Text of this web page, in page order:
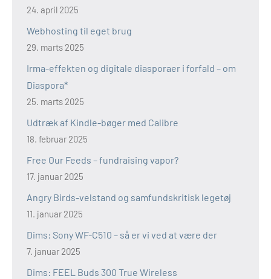
24. april 2025
Webhosting til eget brug
29. marts 2025
Irma-effekten og digitale diasporaer i forfald – om
Diaspora*
25. marts 2025
Udtræk af Kindle-bøger med Calibre
18. februar 2025
Free Our Feeds – fundraising vapor?
17. januar 2025
Angry Birds-velstand og samfundskritisk legetøj
11. januar 2025
Dims: Sony WF-C510 – så er vi ved at være der
7. januar 2025
Dims: FEEL Buds 300 True Wireless